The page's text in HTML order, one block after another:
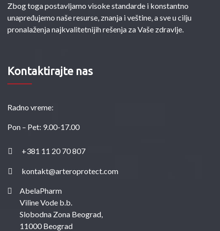
Zbog toga postavljamo visoke standarde i konstantno
unapređujemo naše resurse, znanja i veštine, a sve u cilju
pronalaženja najkvalitetnijih rešenja za Vaše zdravlje.
Kontaktirajte nas
Radno vreme:
Pon – Pet: 9.00-17.00
+381 11 20 70 807
kontakt@arteroprotect.com
AbelaPharm
Viline Vode b.b.
Slobodna Zona Beograd,
11000 Beograd